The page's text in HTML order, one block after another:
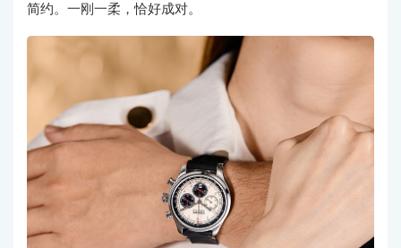
简约。一刚一柔，恰好成对。